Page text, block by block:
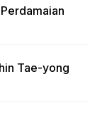
Tae-yong